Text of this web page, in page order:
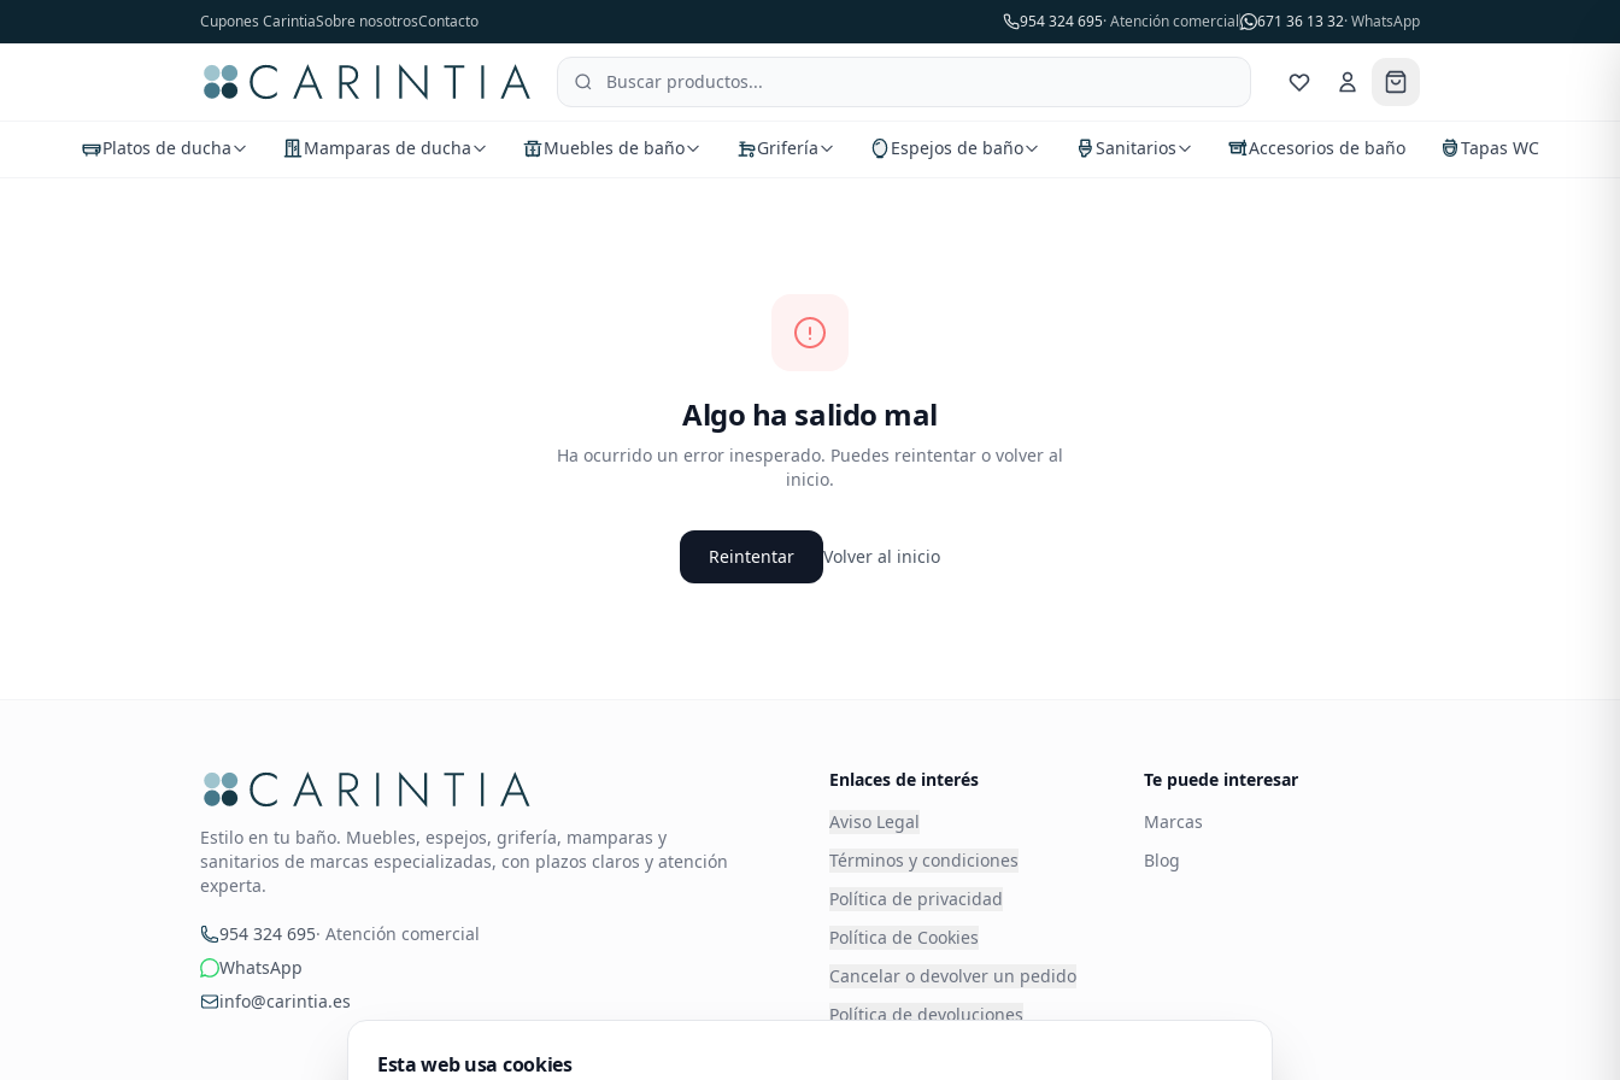
Cupones CarintiaSobre nosotrosContacto 954 324 695· Atención comercial 671 36 13 32· WhatsApp
Platos de ducha Mamparas de ducha Muebles de baño Grifería Espejos de baño Sanitarios Accesorios de baño Tapas WC
Algo ha salido mal
Ha ocurrido un error inesperado. Puedes reintentar o volver al
inicio.
Reintentar Volver al inicio
Estilo en tu baño. Muebles, espejos, grifería, mamparas y
sanitarios de marcas especializadas, con plazos claros y atención
experta.
954 324 695· Atención comercial
WhatsApp
info@carintia.es
Enlaces de interés
Aviso Legal
Términos y condiciones
Política de privacidad
Política de Cookies
Cancelar o devolver un pedido
Política de devoluciones
Te puede interesar
Marcas
Blog
Esta web usa cookies